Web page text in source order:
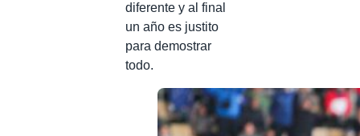
diferente y al final
un año es justito
para demostrar
todo.